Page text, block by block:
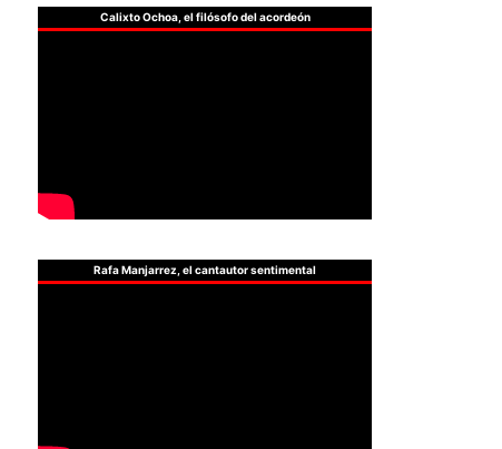
Calixto Ochoa, el filósofo del acordeón
Rafa Manjarrez, el cantautor sentimental